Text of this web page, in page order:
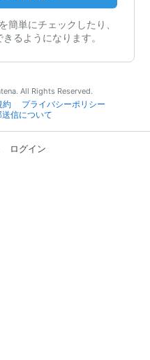
簡単にチェックしたり、
るようになります。
All Rights Reserved.
約
プライバシーポリシー
信について
ログイン